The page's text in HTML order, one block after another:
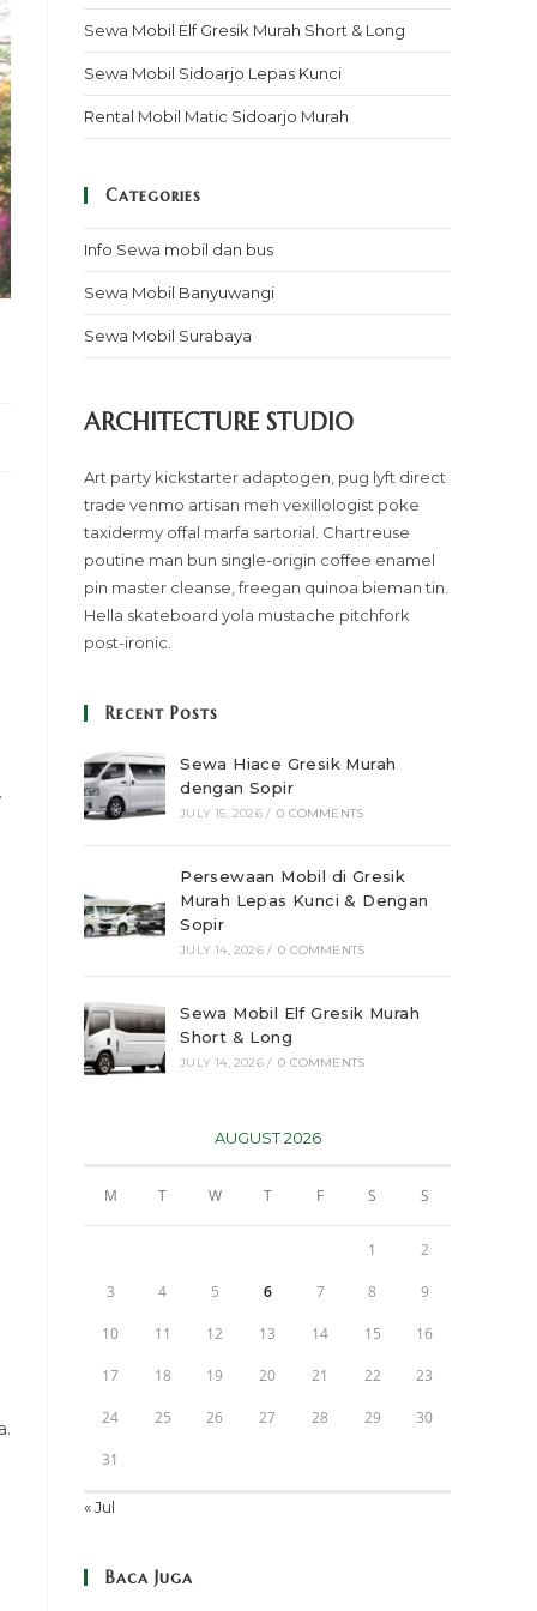
Sewa Mobil Elf Gresik Murah Short & Long
Sewa Mobil Sidoarjo Lepas Kunci
Rental Mobil Matic Sidoarjo Murah
Categories
Info Sewa mobil dan bus
Sewa Mobil Banyuwangi
Sewa Mobil Surabaya
ARCHITECTURE STUDIO
Art party kickstarter adaptogen, pug lyft direct
trade venmo artisan meh vexillologist poke
taxidermy offal marfa sartorial. Chartreuse
poutine man bun single-origin coffee enamel
pin master cleanse, freegan quinoa bieman tin.
Hella skateboard yola mustache pitchfork
post-ironic.
Recent Posts
Sewa Hiace Gresik Murah
dengan Sopir
JULY 15, 2026 / 0 COMMENTS
Persewaan Mobil di Gresik
Murah Lepas Kunci & Dengan
Sopir
JULY 14, 2026 / 0 COMMENTS
Sewa Mobil Elf Gresik Murah
Short & Long
JULY 14, 2026 / 0 COMMENTS
AUGUST 2026
M T W T F S S
1 2
3 4 5 6 7 8 9
10 11 12 13 14 15 16
17 18 19 20 21 22 23
24 25 26 27 28 29 30
31
« Jul
Baca Juga